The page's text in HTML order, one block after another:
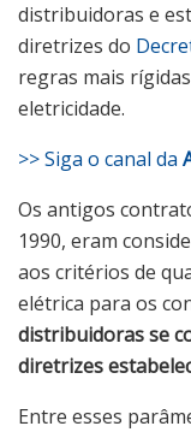
distribuidoras e
diretrizes do
regras mais
eletricidade.
>> Siga o canal da
Os antigos
1990, eram
aos critérios de
elétrica para os
distribuidoras se
diretrizes
Entre esses